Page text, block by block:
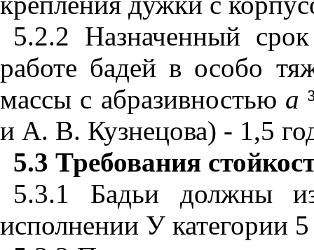
5.2.2 Назначенный
работе бадей в особо
массы с абразивностью а
и А. В. Кузнецова) - 1,5
5.3 Требования
5.3.1 Бадьи должны
исполнении У категории